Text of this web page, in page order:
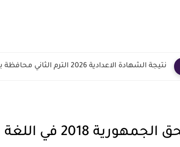
نتيجة الشهادة الاعدادية 2026 الترم الثاني محافظة بني سويف الان...
مراجعة ملحق الجمهورية